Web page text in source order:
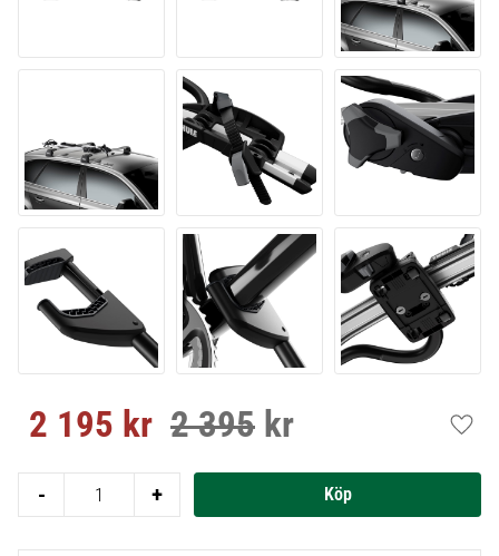
Nedsatt pris:
2 195 kr Ordinarie pris:
2 395 kr
+
-